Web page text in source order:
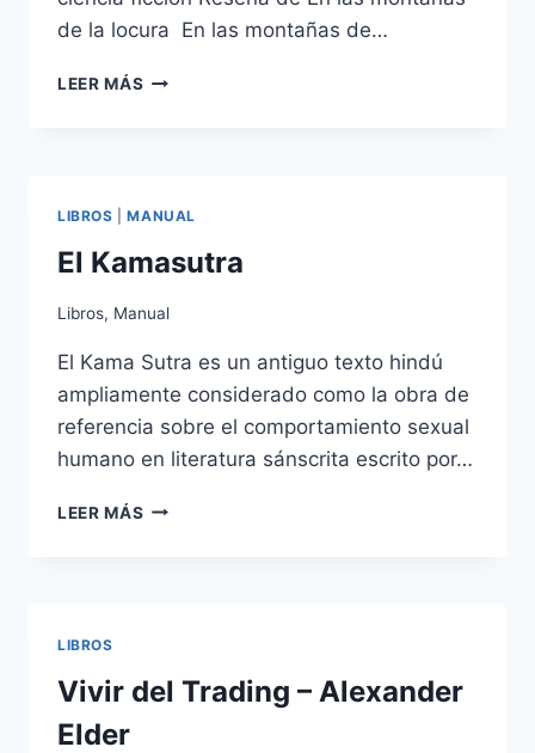
de la locura En las montañas de…
LEER MÁS EN
H.P
LOVECRAFT
LIBROS |MANUAL
El Kamasutra
Libros, Manual
El Kama Sutra es un antiguo texto hindú
ampliamente considerado como la obra de
referencia sobre el comportamiento sexual
humano en literatura sánscrita escrito por…
LEER MÁS EL
LIBROS
Vivir del Trading – Alexander
Elder